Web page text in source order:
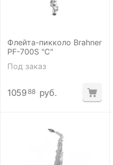
Флейта-пикколо Brahner
PF-700S "С"
Под заказ
1059 88 руб.